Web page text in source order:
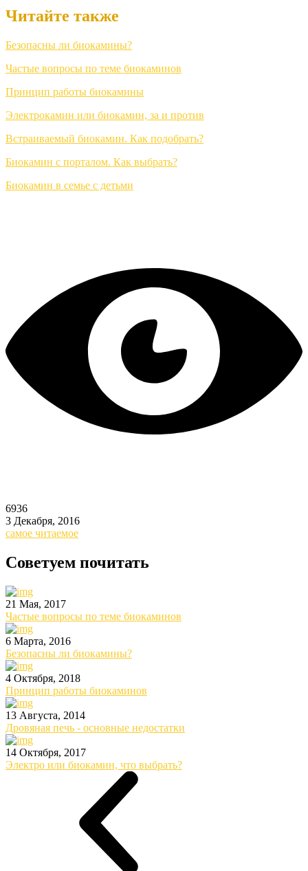
Читайте также
Безопасны ли биокамины?
Частые вопросы по теме биокаминов
Принцип работы биокамины
Электрокамин или биокамин, за и против
Встраиваемый биокамин. Как подобрать?
Биокамин с порталом. Как выбрать?
Биокамин в семье с детьми
6936
3 Декабря, 2016
самое читаемое
Советуем почитать
21 Мая, 2017
Частые вопросы по теме биокаминов
6 Марта, 2016
Безопасны ли биокамины?
4 Октября, 2018
Принцип работы биокаминов
13 Августа, 2014
Дровяная печь - основные недостатки
14 Октября, 2017
Электро или биокамин, что выбрать?